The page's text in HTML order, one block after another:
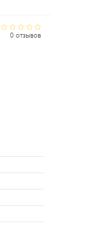
0 отзывов